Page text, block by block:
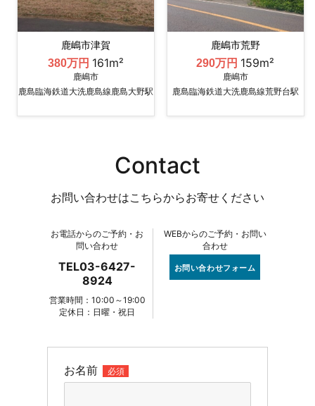
鹿嶋市津賀
380万円 161m²
鹿嶋市
鹿島臨海鉄道大洗鹿島線鹿島大野駅
鹿嶋市荒野
290万円 159m²
鹿嶋市
鹿島臨海鉄道大洗鹿島線荒野台駅
Contact
お問い合わせはこちらからお寄せください
お電話からのご予約・お
問い合わせ
TEL03-6427-
8924
営業時間：10:00～19:00
定休日：日曜・祝日
WEBからのご予約・お問い
合わせ
お問い合わせフォーム
お名前 必須